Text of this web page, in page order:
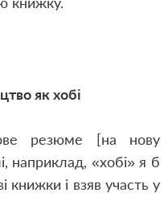
як хобі
резюме [на нову
наприклад, «хобі» я б
книжки і взяв участь у